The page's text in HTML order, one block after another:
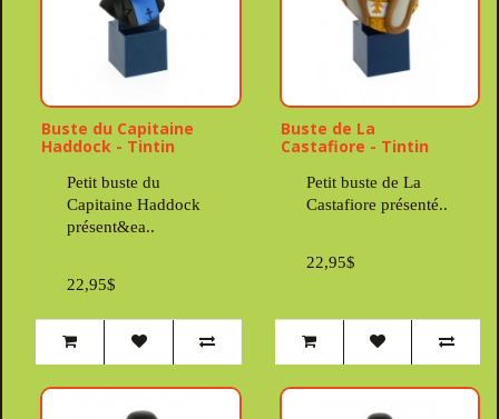
Buste du Capitaine
Haddock - Tintin
Petit buste du
Capitaine Haddock
présent&ea..
22,95$
Buste de La
Castafiore - Tintin
Petit buste de La
Castafiore présenté..
22,95$